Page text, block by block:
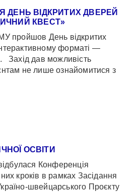
ДЕНЬ ВІДКРИТИХ ДВЕРЕЙ
КВЕСТ»
пройшов День відкритих
форматі —
Захід дав можливість
не лише ознайомитися з
ОСВІТИ
Конференція
кроків в рамках Засідання
швейцарського Проєкту